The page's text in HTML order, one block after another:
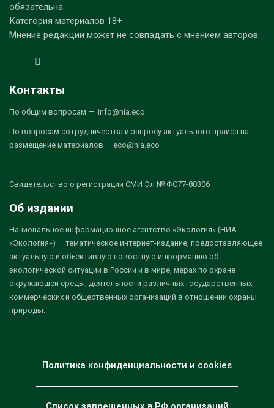
обязательна.
Категория материалов 18+
Мнение редакции может не совпадать с мнением авторов.
Контакты
По общим вопросам — info@nia.eco
По вопросам сотрудничества и запросу актуального прайса на
размещение материалов — eco@nia.eco
Свидетельство о регистрации СМИ Эл № ФС77-80306
Об издании
Национальное информационное агентство «Экология» (НИА
«Экология») — тематическое интернет-издание, предоставляющее
актуальную и объективную новостную информацию об
экологической ситуации в России и в мире, мерах по охране
окружающей среды, деятельности различных государственных,
коммерческих и общественных организаций в отношении охраны
природы.
Политика конфиденциальности и cookies